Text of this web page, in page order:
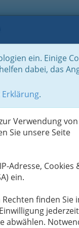
BRANCHEN
ein. Einige
dabei, das
.
Verwendung von
Sie unsere Seite
Adresse, Cookies
ein.
finden Sie
jederzeit
abwählen.
Außenhandel -